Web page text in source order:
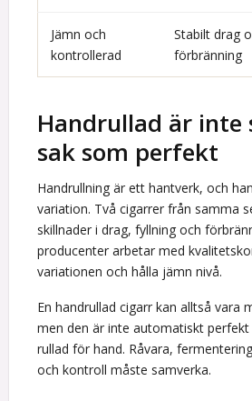
Jämn och
kontrollerad
Stabilt drag
förbränning
Handrullad är inte
sak som perfekt
Handrullning är ett hantverk, och
variation. Två cigarrer från samma
skillnader i drag, fyllning och
producenter arbetar med
variationen och hålla jämn nivå.
En handrullad cigarr kan alltså vara
men den är inte automatiskt
rullad för hand. Råvara,
och kontroll måste samverka.